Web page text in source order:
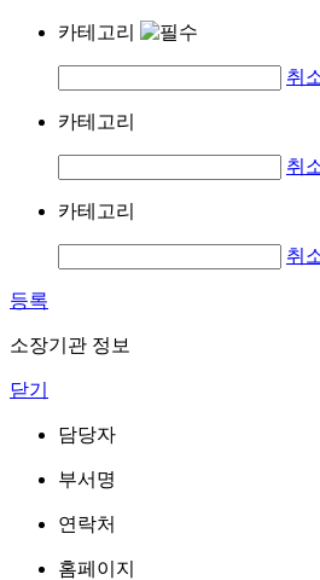
카테고리
취
카테고리
취
카테고리
취
등록
소장기관 정보
닫기
담당자
부서명
연락처
홈페이지